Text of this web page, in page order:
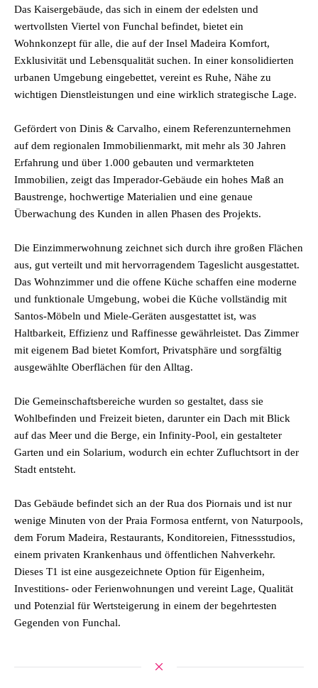
Das Kaisergebäude, das sich in einem der edelsten und
wertvollsten Viertel von Funchal befindet, bietet ein
Wohnkonzept für alle, die auf der Insel Madeira Komfort,
Exklusivität und Lebensqualität suchen. In einer konsolidierten
urbanen Umgebung eingebettet, vereint es Ruhe, Nähe zu
wichtigen Dienstleistungen und eine wirklich strategische Lage.
Gefördert von Dinis & Carvalho, einem Referenzunternehmen
auf dem regionalen Immobilienmarkt, mit mehr als 30 Jahren
Erfahrung und über 1.000 gebauten und vermarkteten
Immobilien, zeigt das Imperador-Gebäude ein hohes Maß an
Baustrenge, hochwertige Materialien und eine genaue
Überwachung des Kunden in allen Phasen des Projekts.
Die Einzimmerwohnung zeichnet sich durch ihre großen Flächen
aus, gut verteilt und mit hervorragendem Tageslicht ausgestattet.
Das Wohnzimmer und die offene Küche schaffen eine moderne
und funktionale Umgebung, wobei die Küche vollständig mit
Santos-Möbeln und Miele-Geräten ausgestattet ist, was
Haltbarkeit, Effizienz und Raffinesse gewährleistet. Das Zimmer
mit eigenem Bad bietet Komfort, Privatsphäre und sorgfältig
ausgewählte Oberflächen für den Alltag.
Die Gemeinschaftsbereiche wurden so gestaltet, dass sie
Wohlbefinden und Freizeit bieten, darunter ein Dach mit Blick
auf das Meer und die Berge, ein Infinity-Pool, ein gestalteter
Garten und ein Solarium, wodurch ein echter Zufluchtsort in der
Stadt entsteht.
Das Gebäude befindet sich an der Rua dos Piornais und ist nur
wenige Minuten von der Praia Formosa entfernt, von Naturpools,
dem Forum Madeira, Restaurants, Konditoreien, Fitnessstudios,
einem privaten Krankenhaus und öffentlichen Nahverkehr.
Dieses T1 ist eine ausgezeichnete Option für Eigenheim,
Investitions- oder Ferienwohnungen und vereint Lage, Qualität
und Potenzial für Wertsteigerung in einem der begehrtesten
Gegenden von Funchal.